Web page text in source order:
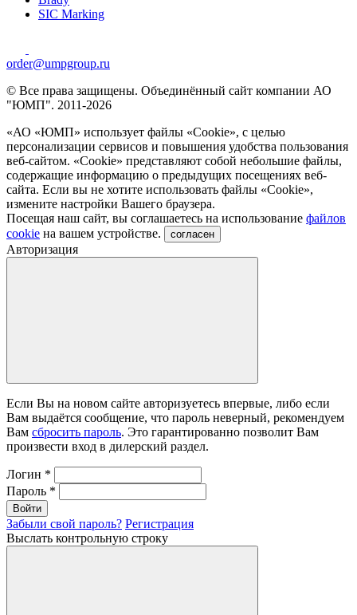
SIC Marking
order@umpgroup.ru
© Все права защищены. Объединённый сайт компании АО
"ЮМП". 2011-2026
«АО «ЮМП» использует файлы «Сookie», с целью
персонализации сервисов и повышения удобства пользования
веб-сайтом. «Cookie» представляют собой небольшие файлы,
содержащие информацию о предыдущих посещениях веб-
сайта. Если вы не хотите использовать файлы «Сookie»,
измените настройки Вашего браузера.
Посещая наш сайт, вы соглашаетесь на использование файлов
cookie на вашем устройстве. согласен
Авторизация
Если Вы на новом сайте авторизуетесь впервые, либо если
Вам выдаётся сообщение, что пароль неверный, рекомендуем
Вам сбросить пароль. Это гарантированно позволит Вам
произвести вход в дилерский раздел.
Логин *
Пароль *
Войти
Забыли свой пароль? Регистрация
Выслать контрольную строку